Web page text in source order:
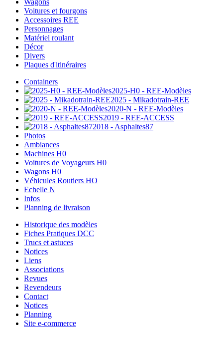
Wagons
Voitures et fourgons
Accessoires REE
Personnages
Matériel roulant
Décor
Divers
Plaques d'itinéraires
Containers
2025-H0 - REE-Modèles
2025 - Mikadotrain-REE
2020-N - REE-Modèles
2019 - REE-ACCESS
2018 - Asphaltes87
Photos
Ambiances
Machines H0
Voitures de Voyageurs H0
Wagons H0
Véhicules Routiers HO
Echelle N
Infos
Planning de livraison
Historique des modèles
Fiches Pratiques DCC
Trucs et astuces
Notices
Liens
Associations
Revues
Revendeurs
Contact
Notices
Planning
Site e-commerce